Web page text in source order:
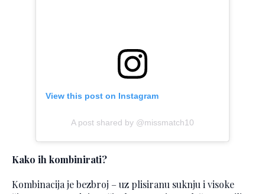
View this post on Instagram
A post shared by @missmatch10
Kako ih kombinirati?
Kombinacija je bezbroj – uz plisiranu suknju i visoke